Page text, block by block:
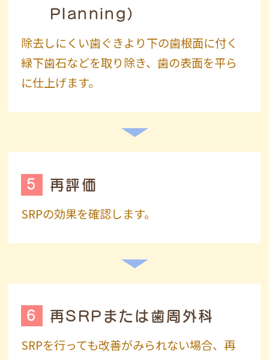
Planning）
除去しにくい歯ぐきより下の歯根面に付く
緑下歯石などを取り除き、歯の表面を平ら
に仕上げます。
5 再評価
SRPの効果を確認します。
6 再SRPまたは歯周外科
SRPを行っても改善がみられない場合、再